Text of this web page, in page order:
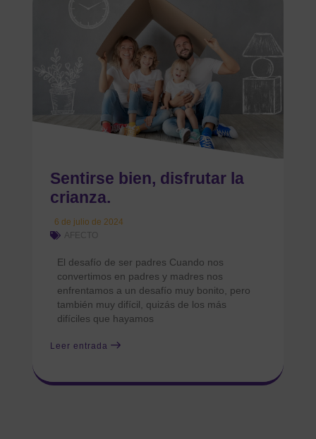
Sentirse bien, disfrutar la
crianza.
6 de julio de 2024
AFECTO
El desafío de ser padres Cuando nos
convertimos en padres y madres nos
enfrentamos a un desafío muy bonito, pero
también muy difícil, quizás de los más
difíciles que hayamos
Leer entrada